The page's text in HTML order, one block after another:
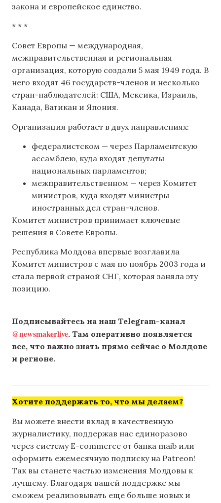
закона и европейское единство.
* * *
Совет Европы — международная,
межправительственная и региональная
организация, которую создали 5 мая 1949 года. В
него входят 46 государств-членов и несколько
стран-наблюдателей: США, Мексика, Израиль,
Канада, Ватикан и Япония.
Организация работает в двух направлениях:
федералистском — через Парламентскую
ассамблею, куда входят депутаты
национальных парламентов;
межправительственном — через Комитет
министров, куда входят министры
иностранных дел стран-членов.
Комитет министров принимает ключевые
решения в Совете Европы.
Республика Молдова впервые возглавила
Комитет министров с мая по ноябрь 2003 года и
стала первой страной СНГ, которая заняла эту
позицию.
Подписывайтесь на наш Telegram-канал
@newsmakerlive. Там оперативно появляется
все, что важно знать прямо сейчас о Молдове
и регионе.
Хотите поддержать то, что мы делаем?
Вы можете внести вклад в качественную
журналистику, поддержав нас единоразово
через систему E-commerce от банка maib или
оформить ежемесячную подписку на Patreon!
Так вы станете частью изменения Молдовы к
лучшему. Благодаря вашей поддержке мы
сможем реализовывать еще больше новых и